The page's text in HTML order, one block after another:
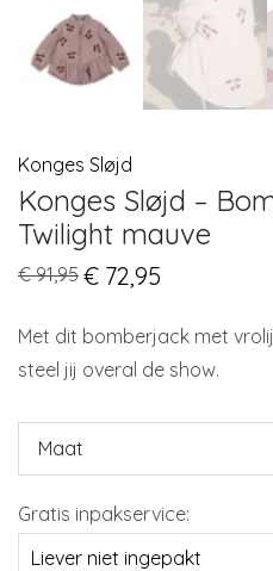
Konges Sløjd
Konges Sløjd –
Twilight mauve
€91,95 Original
price
€ 91,95.
€ 72,95
€ 72,95.
Met dit bomberjack met
steel jij overal de show.
Maat
Gratis inpakservice: